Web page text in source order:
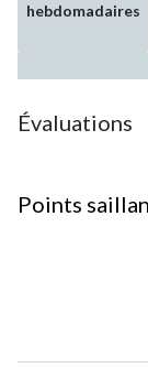
hebdomadaires
Évaluations
Points